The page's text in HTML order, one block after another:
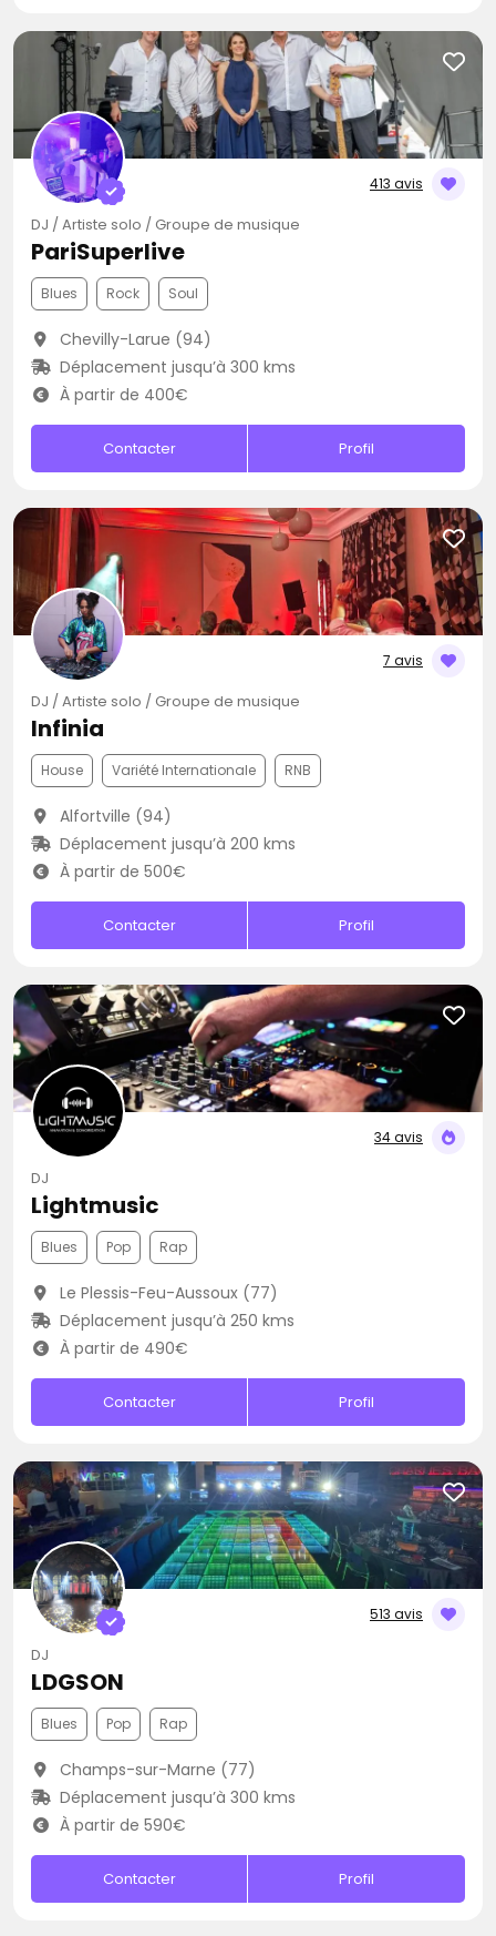
413 avis
DJ / Artiste solo / Groupe de musique
PariSuperlive
Blues Rock Soul
Chevilly-Larue (94)
Déplacement jusqu’à 300 kms
À partir de 400€
Contacter Profil
7 avis
DJ / Artiste solo / Groupe de musique
Infinia
House Variété Internationale RNB
Alfortville (94)
Déplacement jusqu’à 200 kms
À partir de 500€
Contacter Profil
34 avis
DJ
Lightmusic
Blues Pop Rap
Le Plessis-Feu-Aussoux (77)
Déplacement jusqu’à 250 kms
À partir de 490€
Contacter Profil
513 avis
DJ
LDGSON
Blues Pop Rap
Champs-sur-Marne (77)
Déplacement jusqu’à 300 kms
À partir de 590€
Contacter Profil